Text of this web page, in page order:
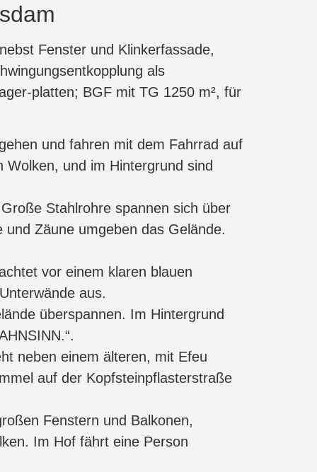
Fenster und Klinkerfassade,
als
platten; BGF mit TG 1250 m², für